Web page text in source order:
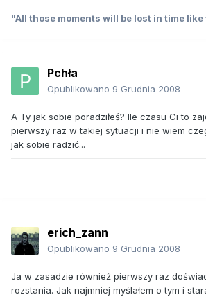
"All those moments will be lost in time
Pchła
Opublikowano 9 Grudnia 2008
A Ty jak sobie poradziłeś? Ile czasu Ci to
pierwszy raz w takiej sytuacji i nie wiem
jak sobie radzić...
erich_zann
Opublikowano 9 Grudnia 2008
Ja w zasadzie również pierwszy raz
rozstania. Jak najmniej myślałem o tym i